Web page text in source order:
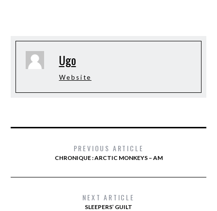
Ugo
Website
PREVIOUS ARTICLE
CHRONIQUE : ARCTIC MONKEYS – AM
NEXT ARTICLE
SLEEPERS’ GUILT